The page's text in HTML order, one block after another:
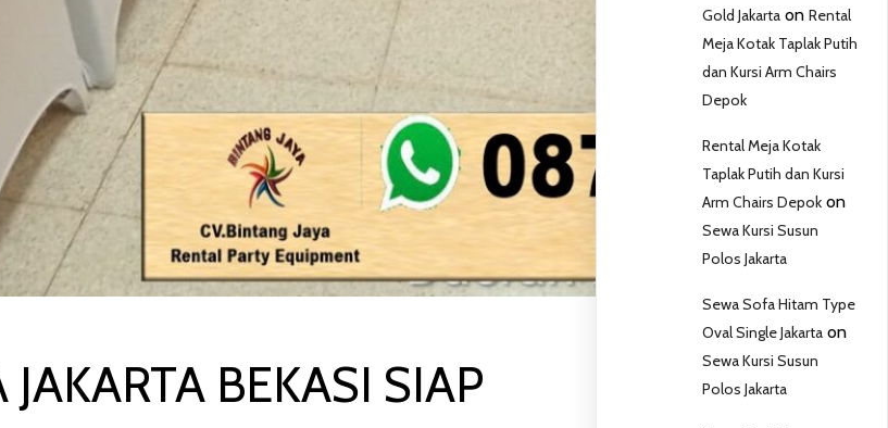
BEKASI SIAP
Gold Jakarta onRental
Meja Kotak Taplak Putih
dan Kursi Arm Chairs
Depok
Rental Meja Kotak
Taplak Putih dan Kursi
Arm Chairs Depok on
Sewa Kursi Susun
Polos Jakarta
Sewa Sofa Hitam Type
Oval Single Jakarta on
Sewa Kursi Susun
Polos Jakarta